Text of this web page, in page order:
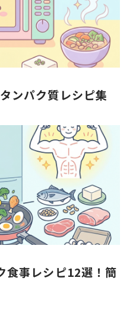
ンパク質レシピ集
食事レシピ12選！簡